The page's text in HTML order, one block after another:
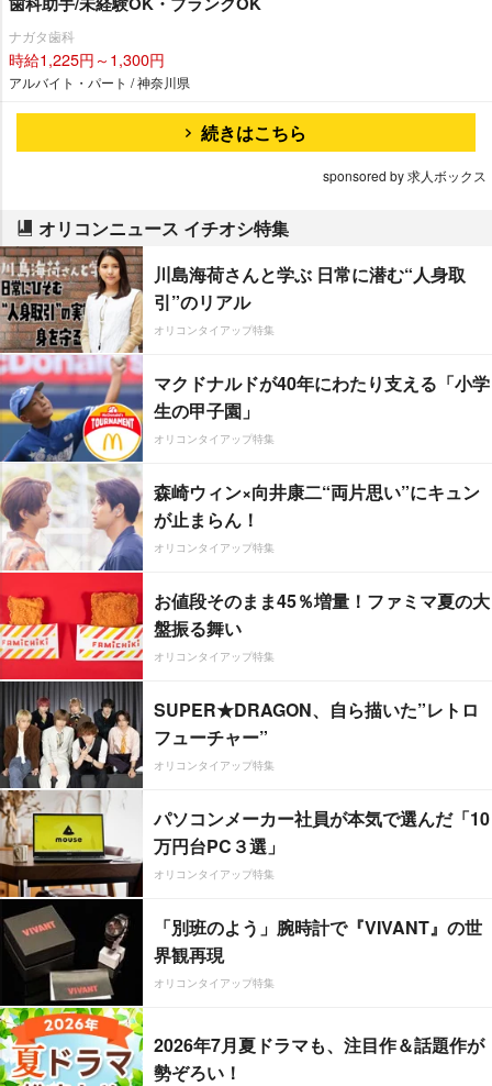
ナガタ歯科
時給1,225円～1,300円
アルバイト・パート / 神奈川県
続きはこちら
sponsored by 求人ボックス
オリコンニュース イチオシ特集
川島海荷さんと学ぶ 日常に潜む“人身取
引”のリアル
オリコンタイアップ特集
マクドナルドが40年にわたり支える「小学
生の甲子園」
オリコンタイアップ特集
森崎ウィン×向井康二“両片思い”にキュン
が止まらん！
オリコンタイアップ特集
お値段そのまま45％増量！ファミマ夏の大
盤振る舞い
オリコンタイアップ特集
SUPER★DRAGON、自ら描いた”レトロ
フューチャー”
オリコンタイアップ特集
パソコンメーカー社員が本気で選んだ「10
万円台PC３選」
オリコンタイアップ特集
「別班のよう」腕時計で『VIVANT』の世
界観再現
オリコンタイアップ特集
2026年7月夏ドラマも、注目作＆話題作が
勢ぞろい！